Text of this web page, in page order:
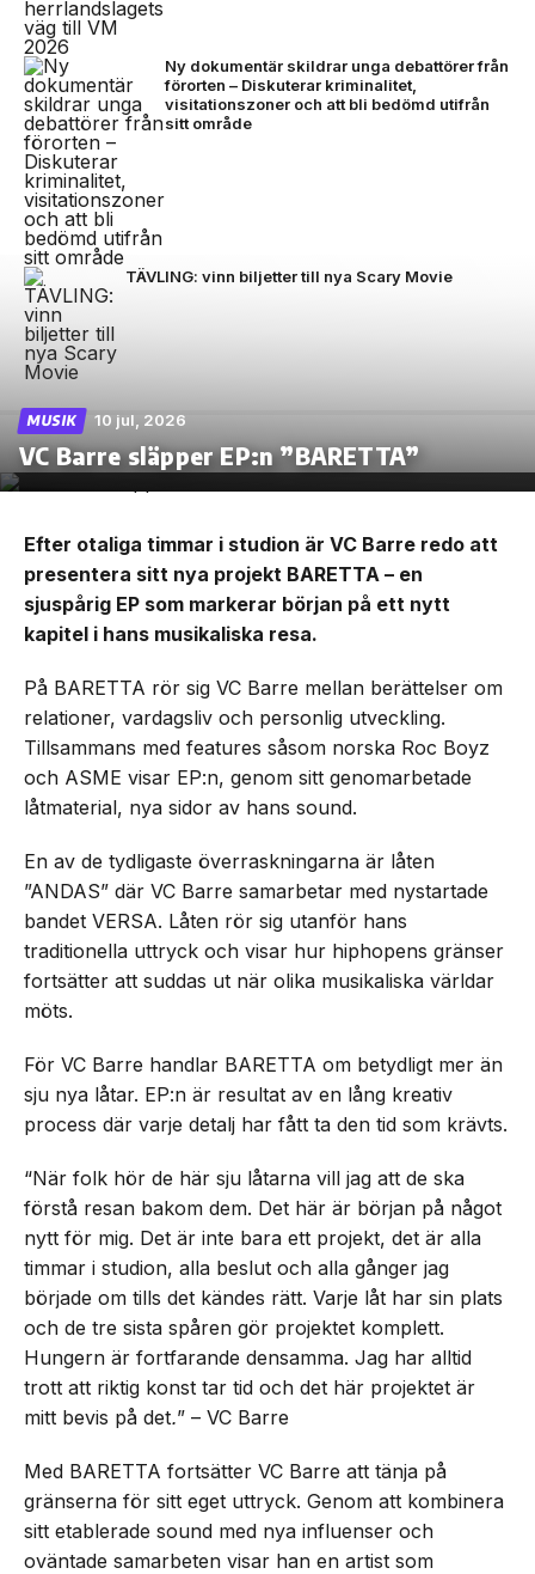
Ny dokumentär skildrar unga debattörer från
förorten – Diskuterar kriminalitet,
visitationszoner och att bli bedömd utifrån
sitt område
TÄVLING: vinn biljetter till nya Scary Movie
MUSIK 10 jul, 2026
VC Barre släpper EP:n ”BARETTA”
Efter otaliga timmar i studion är VC Barre redo att
presentera sitt nya projekt BARETTA – en
sjuspårig EP som markerar början på ett nytt
kapitel i hans musikaliska resa.
På BARETTA rör sig VC Barre mellan berättelser om
relationer, vardagsliv och personlig utveckling.
Tillsammans med features såsom norska Roc Boyz
och ASME visar EP:n, genom sitt genomarbetade
låtmaterial, nya sidor av hans sound.
En av de tydligaste överraskningarna är låten
”ANDAS” där VC Barre samarbetar med nystartade
bandet VERSA. Låten rör sig utanför hans
traditionella uttryck och visar hur hiphopens gränser
fortsätter att suddas ut när olika musikaliska världar
möts.
För VC Barre handlar BARETTA om betydligt mer än
sju nya låtar. EP:n är resultat av en lång kreativ
process där varje detalj har fått ta den tid som krävts.
“När folk hör de här sju låtarna vill jag att de ska
förstå resan bakom dem. Det här är början på något
nytt för mig. Det är inte bara ett projekt, det är alla
timmar i studion, alla beslut och alla gånger jag
började om tills det kändes rätt. Varje låt har sin plats
och de tre sista spåren gör projektet komplett.
Hungern är fortfarande densamma. Jag har alltid
trott att riktig konst tar tid och det här projektet är
mitt bevis på det.” – VC Barre
Med BARETTA fortsätter VC Barre att tänja på
gränserna för sitt eget uttryck. Genom att kombinera
sitt etablerade sound med nya influenser och
oväntade samarbeten visar han en artist som